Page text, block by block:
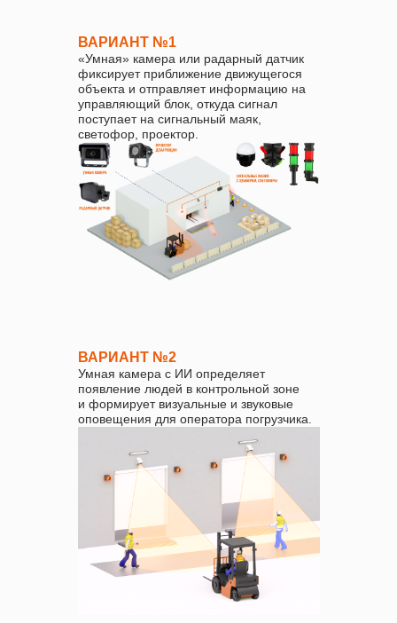
ВАРИАНТ №2
Умная камера с ИИ определяет
появление людей в контрольной зоне
и формирует визуальные и звуковые
оповещения для оператора погрузчика.
ВАРИАНТ №1
«Умная» камера или радарный датчик
фиксирует приближение движущегося
объекта и отправляет информацию на
управляющий блок, откуда сигнал
поступает на сигнальный маяк,
светофор, проектор.